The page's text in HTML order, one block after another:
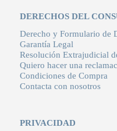
DERECHOS DEL
Derecho y Formulario de
Garantía Legal
Resolución Extrajudicial
Quiero hacer una
Condiciones de Compra
Contacta con nosotros
PRIVACIDAD